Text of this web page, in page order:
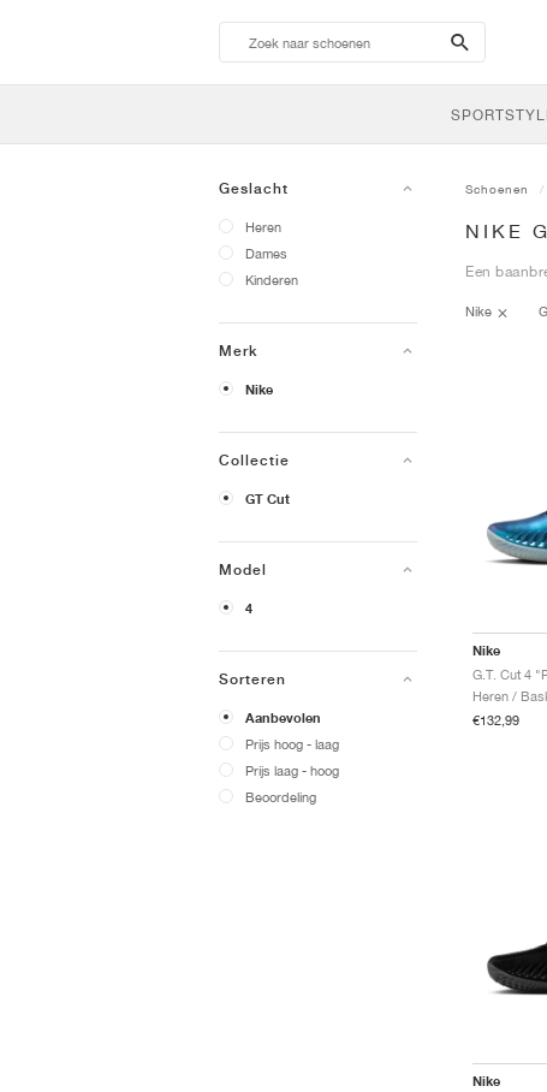
search-
btn
Geslacht
Heren
Dames
Kinderen
Merk
Nike
Collectie
GT Cut
Model
4
Sorteren
Aanbevolen
Prijs hoog - laag
Prijs laag - hoog
Beoordeling
Schoenen
NIKE
Een
Nike
Nike
G.T. Cut 4
Heren /
€132,99
Nike